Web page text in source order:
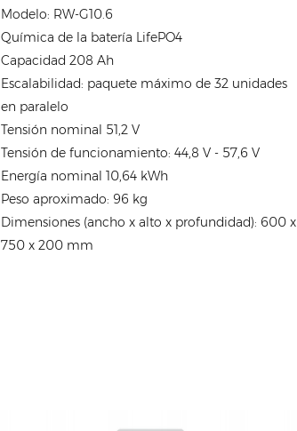
Modelo: RW-G10.6
Química de la batería LifePO4
Capacidad 208 Ah
Escalabilidad: paquete máximo de 32 unidades
en paralelo
Tensión nominal 51,2 V
Tensión de funcionamiento: 44,8 V - 57,6 V
Energía nominal 10,64 kWh
Peso aproximado: 96 kg
Dimensiones (ancho x alto x profundidad): 600 x
750 x 200 mm